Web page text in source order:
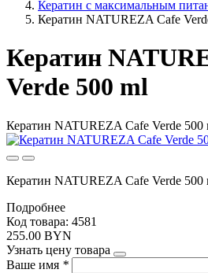
Кератин с максимальным
Кератин NATUREZA Cafe
Кератин
Verde 500 ml
Кератин NATUREZA Cafe Verde 500
Кератин NATUREZA Cafe Verde 500
Подробнее
Код товара: 4581
255.00 BYN
Узнать цену товара
Ваше имя *